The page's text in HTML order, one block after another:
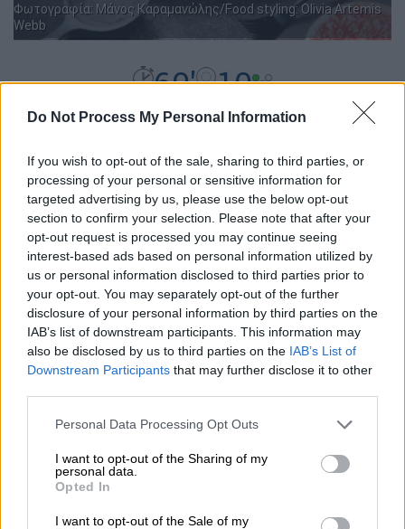
Do Not Process My Personal Information
If you wish to opt-out of the sale, sharing to third parties, or
processing of your personal or sensitive information for
targeted advertising by us, please use the below opt-out
section to confirm your selection. Please note that after your
opt-out request is processed you may continue seeing
interest-based ads based on personal information utilized by
us or personal information disclosed to third parties prior to
your opt-out. You may separately opt-out of the further
disclosure of your personal information by third parties on the
IAB’s list of downstream participants. This information may
also be disclosed by us to third parties on the IAB’s List of
Downstream Participants that may further disclose it to other
Please note that this website/app uses one or more Google
not limited to your visit or usage behaviour. You may click to
grant or deny consent to Google and its third-party tags to
use your data for below specified purposes in below Google
consent section.
Personal Data Processing Opt Outs
I want to opt-out of the Sharing of my
personal data.
Opted In
I want to opt-out of the Sale of my
Φωτογραφία: Μάνος Καραμανώλης/Food styling: Olivia Artemis
Webb
60' 10
Υλικά
Για τη βάση:
300 γρ. αλεύρι
150 γρ. κρύο βούτυρο
1 κουτ. σούπας ζάχαρη
1 κρόκος αυγού
2-3 κουτ. σούπας κρύο νερό
Για την κρέμα:
2 κουτιά ζαχαρούχο γάλα
200 ml χυμός πορτοκαλιού
100 γρ. κορνφλάουρ